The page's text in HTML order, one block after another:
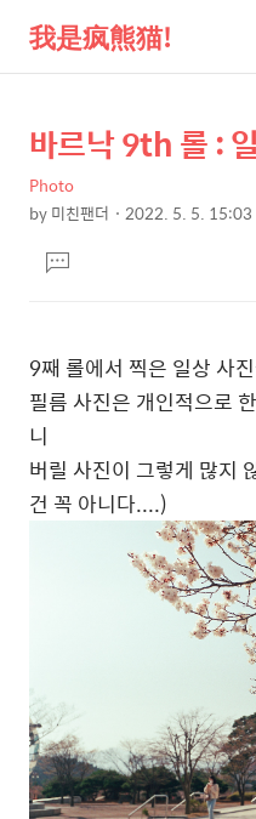
我是疯熊猫!
상
세
컨
텐
츠
본
제
목
바르낙 9th 롤 :
Photo
by미친팬더 2022. 5. 5. 15:03
문댓
글
9째 롤에서 찍은 일상 사
필름 사진은 개인적으로
니
버릴 사진이 그렇게 많지
건 꼭 아니다....)